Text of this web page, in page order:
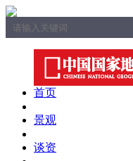
首页
景观
谈资